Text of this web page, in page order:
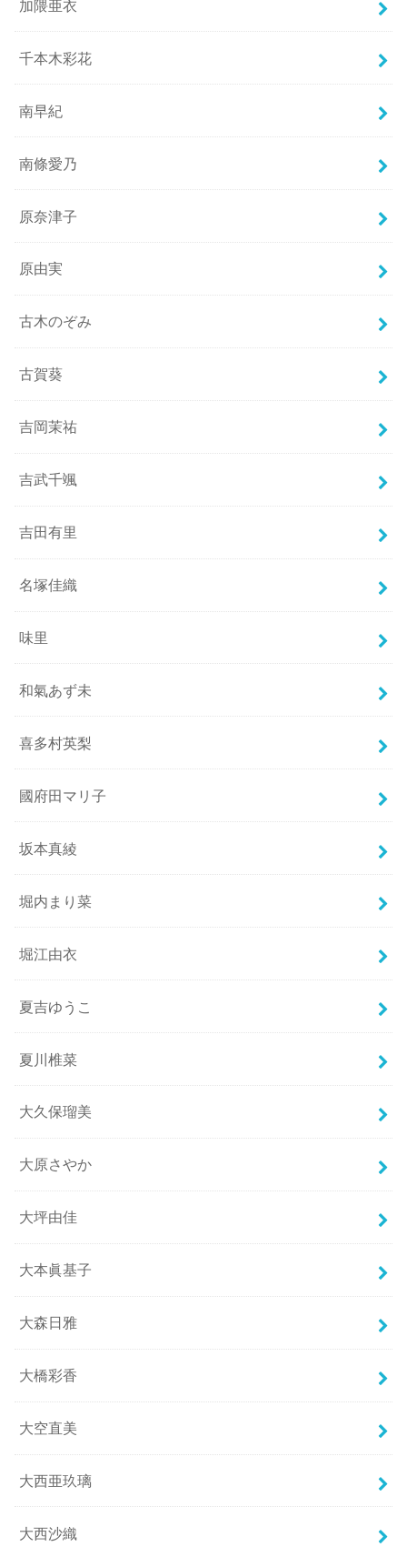
加隈亜衣
千本木彩花
南早紀
南條愛乃
原奈津子
原由実
古木のぞみ
古賀葵
吉岡茉祐
吉武千颯
吉田有里
名塚佳織
味里
和氣あず未
喜多村英梨
國府田マリ子
坂本真綾
堀内まり菜
堀江由衣
夏吉ゆうこ
夏川椎菜
大久保瑠美
大原さやか
大坪由佳
大本眞基子
大森日雅
大橋彩香
大空直美
大西亜玖璃
大西沙織